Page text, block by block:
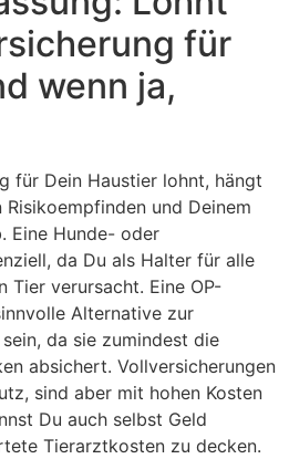
für
wenn ja,
für Dein Haustier lohnt, hängt
und Deinem
Eine Hunde- oder
da Du als Halter für alle
Tier verursacht. Eine OP-
Alternative zur
da sie zumindest die
absichert. Vollversicherungen
sind aber mit hohen Kosten
Du auch selbst Geld
Tierarztkosten zu decken.